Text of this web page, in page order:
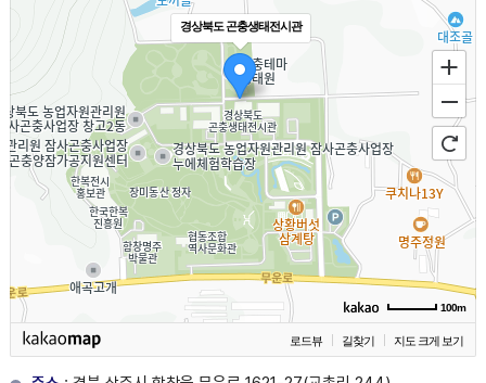
경상북도 곤충생태전시관
100m
로드뷰 길찾기 지도 크게 보기